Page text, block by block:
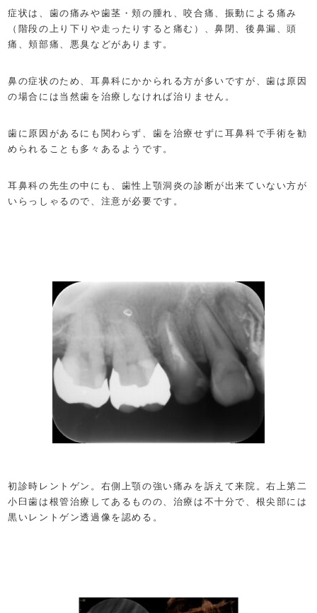
症状は、歯の痛みや歯茎・頬の腫れ、咬合痛、振動による痛み
（階段の上り下りや走ったりすると痛む）、鼻閉、後鼻漏、頭
痛、頬部痛、悪臭などがあります。
鼻の症状のため、耳鼻科にかかられる方が多いですが、歯は原因
の場合には当然歯を治療しなければ治りません。
歯に原因があるにも関わらず、歯を治療せずに耳鼻科で手術を勧
められることも多々あるようです。
耳鼻科の先生の中にも、歯性上顎洞炎の診断が出来ていない方が
いらっしゃるので、注意が必要です。
初診時レントゲン。右側上顎の強い痛みを訴えて来院。右上第二
小臼歯は根管治療してあるものの、治療は不十分で、根尖部には
黒いレントゲン透過像を認める。